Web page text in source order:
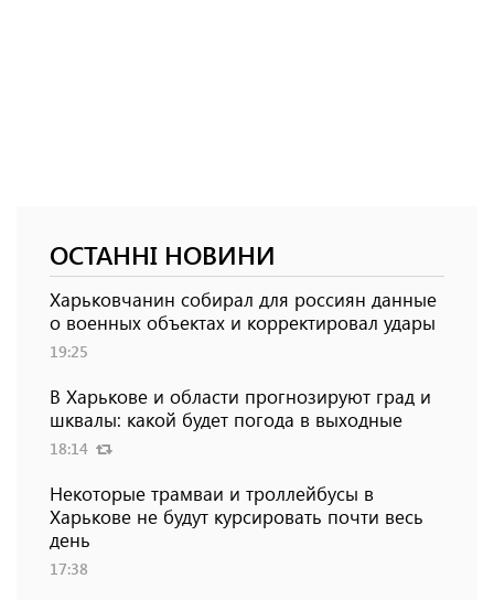
ОСТАННІ НОВИНИ
Харьковчанин собирал для россиян данные
о военных объектах и ​​корректировал удары
19:25
В Харькове и области прогнозируют град и
шквалы: какой будет погода в выходные
18:14
Некоторые трамваи и троллейбусы в
Харькове не будут курсировать почти весь
день
17:38